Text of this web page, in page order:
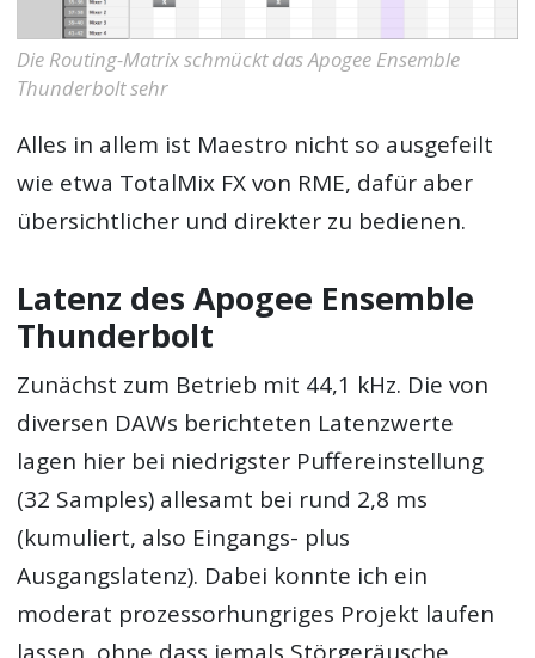
Die Routing-Matrix schmückt das Apogee Ensemble
Thunderbolt sehr
Alles in allem ist Maestro nicht so ausgefeilt
wie etwa TotalMix FX von RME, dafür aber
übersichtlicher und direkter zu bedienen.
Latenz des Apogee Ensemble
Thunderbolt
Zunächst zum Betrieb mit 44,1 kHz. Die von
diversen DAWs berichteten Latenzwerte
lagen hier bei niedrigster Puffereinstellung
(32 Samples) allesamt bei rund 2,8 ms
(kumuliert, also Eingangs- plus
Ausgangslatenz). Dabei konnte ich ein
moderat prozessorhungriges Projekt laufen